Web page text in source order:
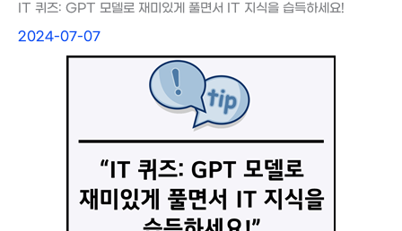
IT 퀴즈: GPT 모델로 재미있게 풀면서 IT 지식을 습득하세요!
2024-07-07